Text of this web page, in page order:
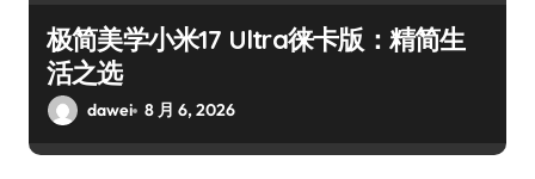
极简美学小米17 Ultra徕卡版：精简生
活之选
dawei 8 月 6, 2026